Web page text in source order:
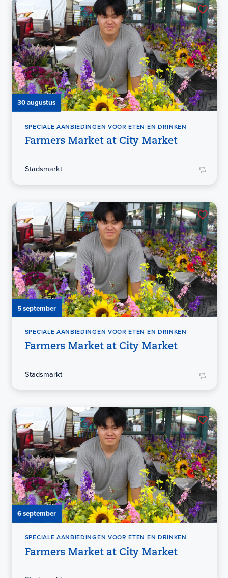
30 augustus
SPECIALE AANBIEDINGEN VOOR ETEN EN DRINKEN
Farmers Market at City Market
Stadsmarkt
5 september
SPECIALE AANBIEDINGEN VOOR ETEN EN DRINKEN
Farmers Market at City Market
Stadsmarkt
6 september
SPECIALE AANBIEDINGEN VOOR ETEN EN DRINKEN
Farmers Market at City Market